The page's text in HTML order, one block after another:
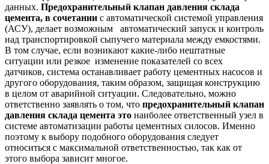
данных. Предохранительный клапан давления склада
цемента, в сочетании с автоматической системой управления
(АСУ), делает возможным автоматический запуск и контроль
над транспортировкой сыпучего материала между емкостями.
В том случае, если возникают какие-либо нештатные
ситуации или резкое изменение показателей со всех
датчиков, система останавливает работу цементных насосов и
другого оборудования, таким образом, защищая конструкцию
в целом от аварийной ситуации. Следовательно, можно
ответственно заявлять о том, что предохранительный клапан
давления склада цемента это наиболее ответственный узел в
системе автоматизации работы цементных силосов. Именно
поэтому к выбору подобного оборудования следует
относиться с максимальной ответственностью, так как от
этого выбора зависит многое.